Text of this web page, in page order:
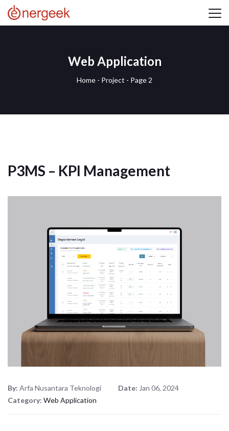
Web Application
Home - Project - Page 2
P3MS – KPI Management
By: Arfa Nusantara Teknologi Date: Jan 06, 2024
Category: Web Application